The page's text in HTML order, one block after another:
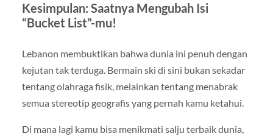
Kesimpulan: Saatnya Mengubah Isi
“Bucket List”-mu!
Lebanon membuktikan bahwa dunia ini penuh dengan
kejutan tak terduga. Bermain ski di sini bukan sekadar
tentang olahraga fisik, melainkan tentang menabrak
semua stereotip geografis yang pernah kamu ketahui.
Di mana lagi kamu bisa menikmati salju terbaik dunia,